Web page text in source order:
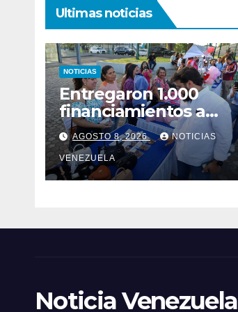
Ultimas noticias
NOTICIAS
Entregaron 1.000
financiamientos a
jóvenes
empresarios en
Monagas
AGOSTO 8, 2026 NOTICIAS
VENEZUELA
Noticia Venezuela